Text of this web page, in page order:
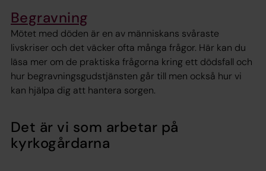
Begravning
Mötet med döden är en av människans svåraste
livskriser och det väcker ofta många frågor. Här kan du
läsa mer om de praktiska frågorna kring ett dödsfall och
hur begravningsgudstjänsten går till men också hur vi
kan hjälpa dig att hantera sorgen.
Det är vi som arbetar på
kyrkogårdarna